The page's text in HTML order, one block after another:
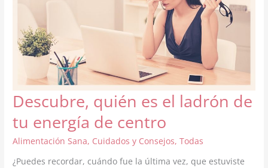
Descubre, quién es el ladrón de
tu energía de centro
Alimentación Sana, Cuidados y Consejos,Todas
¿Puedes recordar, cuándo fue la última vez, que estuviste